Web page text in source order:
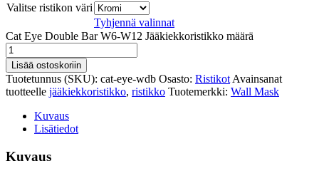
Valitse ristikon väri
Tyhjennä valinnat
Cat Eye Double Bar W6-W12 Jääkiekkoristikko määrä
Lisää ostoskoriin
Tuotetunnus (SKU): cat-eye-wdb Osasto: Ristikot Avainsanat
tuotteelle jääkiekkoristikko, ristikko Tuotemerkki: Wall Mask
Kuvaus
Lisätiedot
Kuvaus